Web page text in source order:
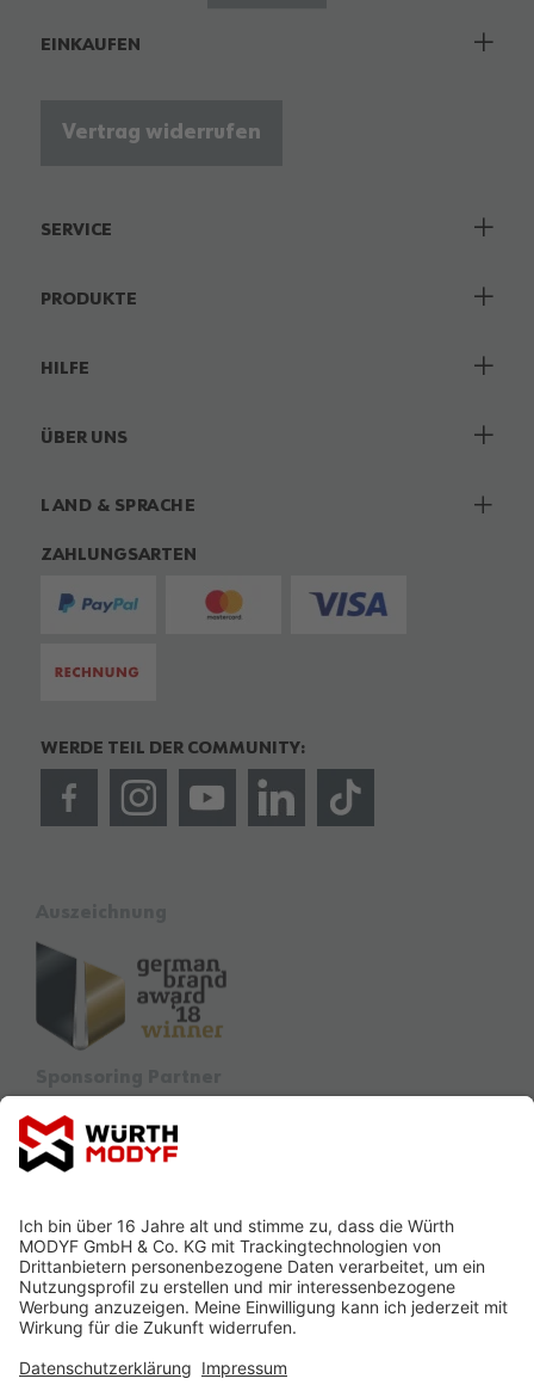
EINKAUFEN
Vertrag widerrufen
SERVICE
PRODUKTE
HILFE
ÜBER UNS
LAND & SPRACHE
ZAHLUNGSARTEN
WERDE TEIL DER COMMUNITY:
Ausbildung